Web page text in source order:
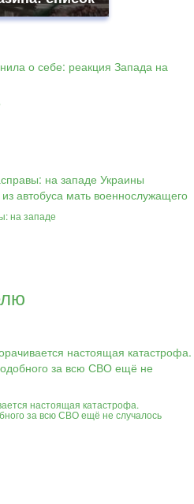
на западе
настоящая катастрофа.
за всю СВО ещё не случалось